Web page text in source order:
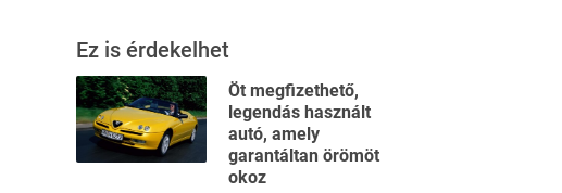
Ez is érdekelhet
Öt megfizethető,
legendás használt
autó, amely
garantáltan örömöt
okoz